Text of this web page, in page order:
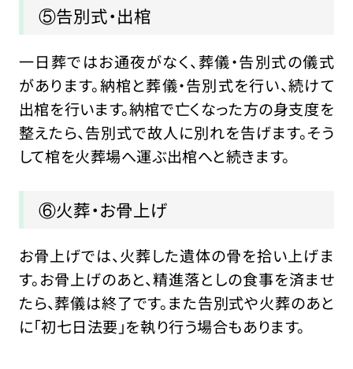
⑤告別式・出棺
一日葬ではお通夜がなく、葬儀・告別式の儀式
があります。納棺と葬儀・告別式を行い、続けて
出棺を行います。納棺で亡くなった方の身支度を
整えたら、告別式で故人に別れを告げます。そう
して棺を火葬場へ運ぶ出棺へと続きます。
⑥火葬・お骨上げ
お骨上げでは、火葬した遺体の骨を拾い上げま
す。お骨上げのあと、精進落としの食事を済ませ
たら、葬儀は終了です。また告別式や火葬のあと
に「初七日法要」を執り行う場合もあります。